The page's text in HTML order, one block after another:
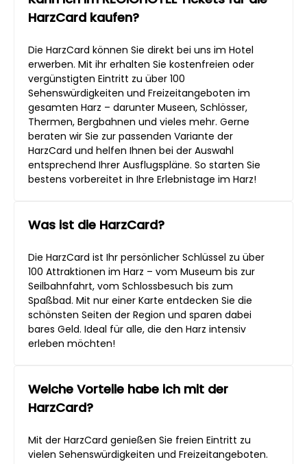
HarzCard kaufen?
Die HarzCard können Sie direkt bei uns im Hotel
erwerben. Mit ihr erhalten Sie kostenfreien oder
vergünstigten Eintritt zu über 100
Sehenswürdigkeiten und Freizeitangeboten im
gesamten Harz – darunter Museen, Schlösser,
Thermen, Bergbahnen und vieles mehr. Gerne
beraten wir Sie zur passenden Variante der
HarzCard und helfen Ihnen bei der Auswahl
entsprechend Ihrer Ausflugspläne. So starten Sie
bestens vorbereitet in Ihre Erlebnistage im Harz!
Was ist die HarzCard?
Die HarzCard ist Ihr persönlicher Schlüssel zu über
100 Attraktionen im Harz – vom Museum bis zur
Seilbahnfahrt, vom Schlossbesuch bis zum
Spaßbad. Mit nur einer Karte entdecken Sie die
schönsten Seiten der Region und sparen dabei
bares Geld. Ideal für alle, die den Harz intensiv
erleben möchten!
Welche Vorteile habe ich mit der
HarzCard?
Mit der HarzCard genießen Sie freien Eintritt zu
vielen Sehenswürdigkeiten und Freizeitangeboten.